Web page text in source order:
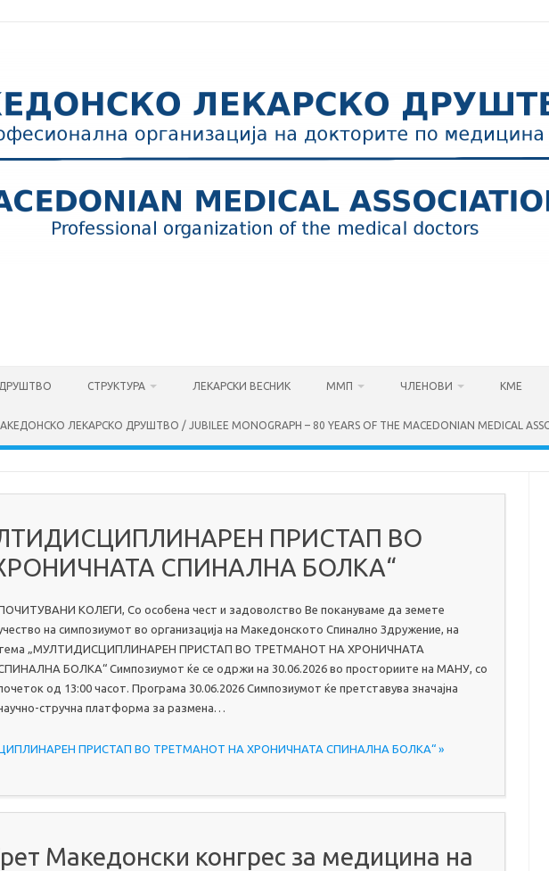
СТРУКТУРА ЛЕКАРСКИ ВЕСНИК ММП ЧЛЕНОВИ КМЕ
ЛЕКАРСКО ДРУШТВО / JUBILEE MONOGRAPH – 80 YEARS OF THE MACEDONIAN MEDICAL
ПРИСТАП ВО
СПИНАЛНА БОЛКА“
КОЛЕГИ, Со особена чест и задоволство Ве покануваме да земете
на симпозиумот во организација на Македонското Спинално Здружение, на
„МУЛТИДИСЦИПЛИНАРЕН ПРИСТАП ВО ТРЕТМАНОТ НА ХРОНИЧНАТА
БОЛКА“ Симпозиумот ќе се одржи на 30.06.2026 во просториите на МАНУ, со
од 13:00 часот. Програма 30.06.2026 Симпозиумот ќе претставува значајна
стручна платформа за размена…
ПРИСТАП ВО ТРЕТМАНОТ НА ХРОНИЧНАТА СПИНАЛНА БОЛКА“ »
Македонски конгрес за медицина на